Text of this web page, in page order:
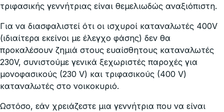
τριφασικής γεννήτριας είναι θεμελιωδώς αναξιόπιστη.
Για να διασφαλιστεί ότι οι ισχυροί καταναλωτές 400V
(ιδιαίτερα εκείνοι με έλεγχο φάσης) δεν θα
προκαλέσουν ζημιά στους ευαίσθητους καταναλωτές
230V, συνιστούμε γενικά ξεχωριστές παροχές για
μονοφασικούς (230 V) και τριφασικούς (400 V)
καταναλωτές στο νοικοκυριό.
Ωστόσο, εάν χρειάζεστε μια γεννήτρια που να είναι